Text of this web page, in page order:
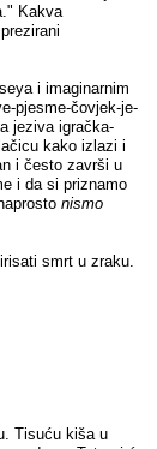
Kakva
i imaginarnim
pjesme-čovjek-je-
jeziva igračka-
kako izlazi i
i često završi u
i da si priznamo
nismo
smrt u zraku.
Tisuću kiša u